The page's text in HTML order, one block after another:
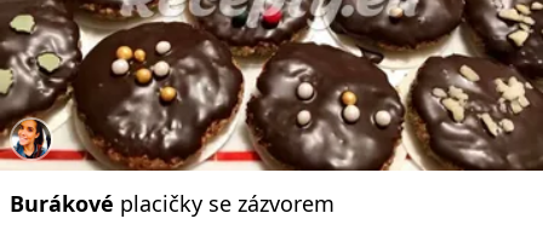
Burákové placičky se zázvorem